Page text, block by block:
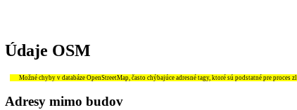
Údaje OSM
Možné chyby v databáze OpenStreetMap, často chýbajúce adresné tagy, ktoré sú podstatné pre proces
Adresy mimo budov